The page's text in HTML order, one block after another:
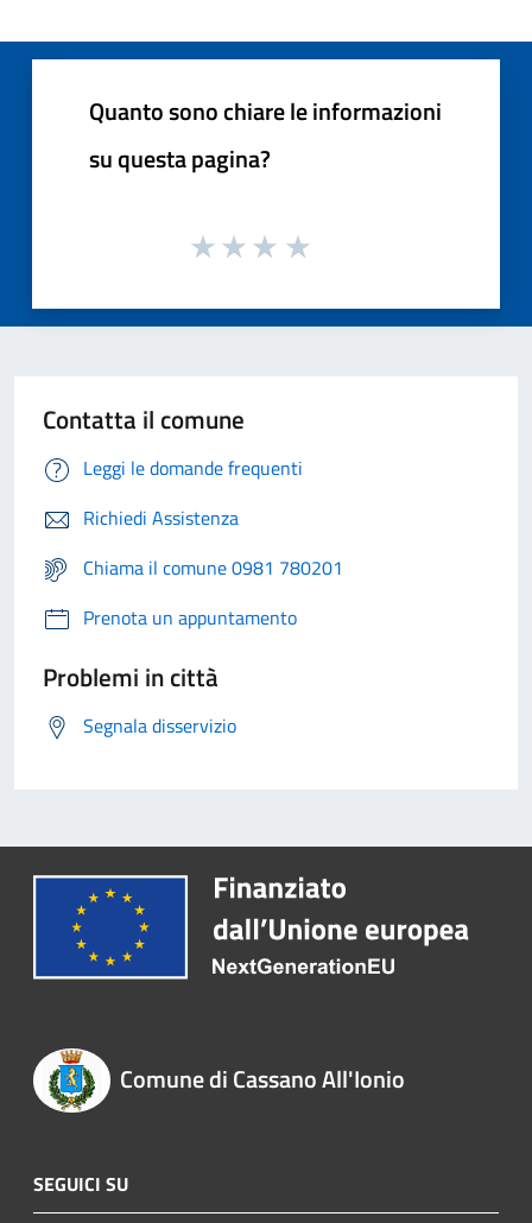
Quanto sono chiare le informazioni
su questa pagina?
Contatta il comune
Leggi le domande frequenti
Richiedi Assistenza
Chiama il comune 0981 780201
Prenota un appuntamento
Problemi in città
Segnala disservizio
Comune di Cassano All'Ionio
SEGUICI SU